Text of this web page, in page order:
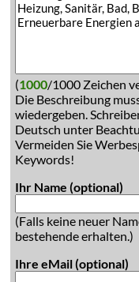
(1000/1000 Zeichen
Die Beschreibung
wiedergeben.
Deutsch unter
Vermeiden Sie
Keywords!
Ihr Name (optional)
(Falls keine neuer
bestehende erhalten.)
Ihre eMail (optional)